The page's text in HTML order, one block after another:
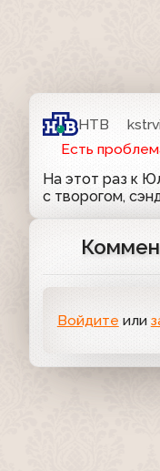
НТВ
Есть
На этот раз к
с творогом,
Войдите или